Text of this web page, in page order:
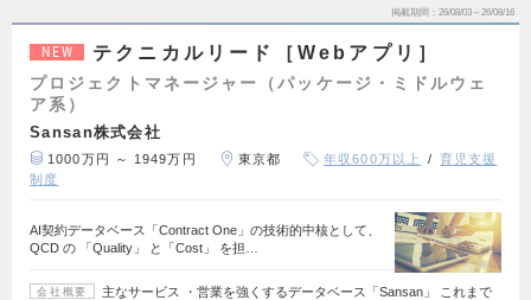
掲載期間 26/08/03～26/08/16
NEW テクニカルリード［Webアプリ］
プロジェクトマネージャー（パッケージ・ミドルウェ
ア系）
Sansan株式会社
1000万円 ～ 1949万円 東京都 年収600万以上
育児支援
制度
AI契約データベース「Contract One」の技術的中核として、
QCD の 「Quality」 と「Cost」 を担…
会社概要
主なサービス ・営業を強くするデータベース「Sansan」 これまで